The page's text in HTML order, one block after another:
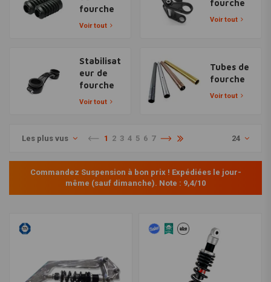
fourche
Voir tout
fourche
Voir tout
Stabilisat
eur de
fourche
Voir tout
Tubes de
fourche
Voir tout
Les plus vus 1 2 3 4 5 6 7 24
Commandez Suspension à bon prix ! Expédiées le jour-
même (sauf dimanche). Note : 9,4/10